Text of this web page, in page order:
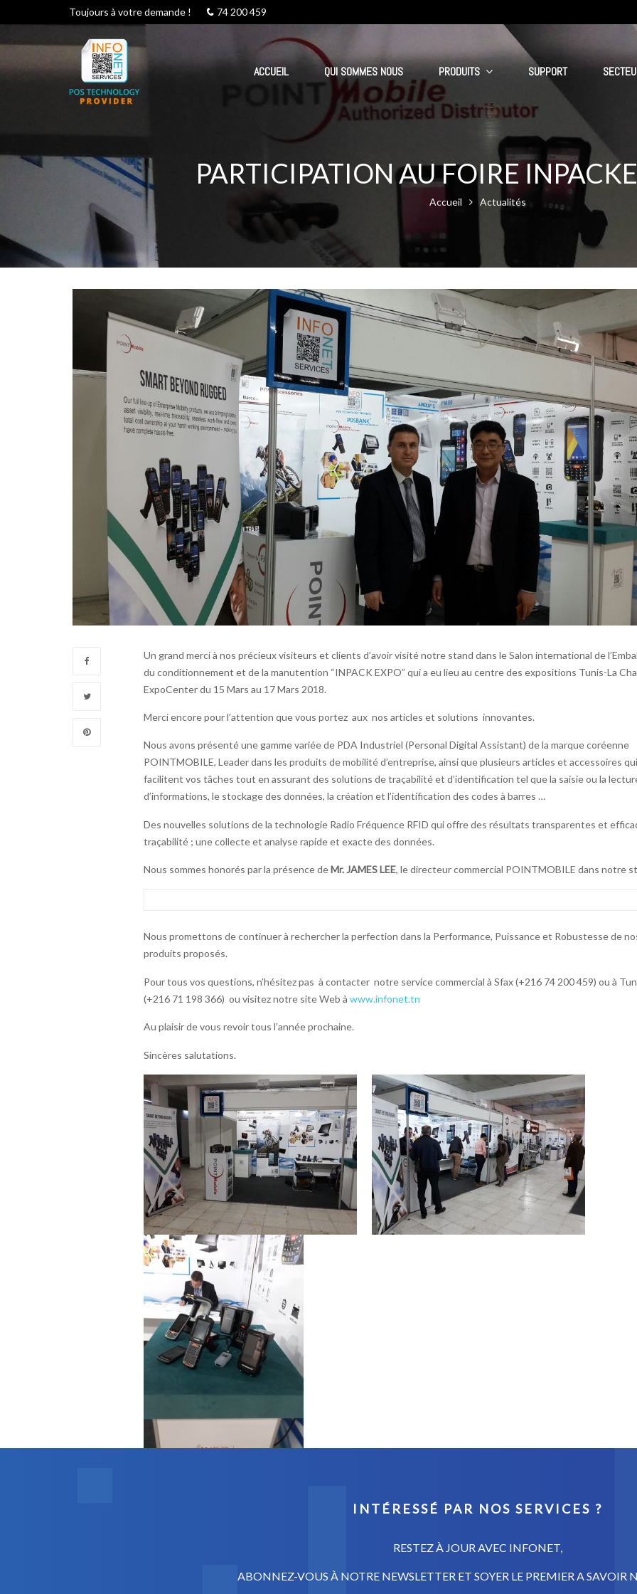
Toujours à votre demande ! 74 200 459
ACCUEIL QUI SOMMES NOUS PRODUITS SUPPORT
PARTICIPATION AU FOIRE
Accueil Actualités
Un grand merci à nos précieux visiteurs et clients d’avoir visité notre stand dans le Salon international de
du conditionnement et de la manutention “INPACK EXPO” qui a eu lieu au centre des expositions Tunis-La
ExpoCenter du 15 Mars au 17 Mars 2018.
Merci encore pour l’attention que vous portez aux nos articles et solutions innovantes.
Nous avons présenté une gamme variée de PDA Industriel (Personal Digital Assistant) de la marque coréenne
POINTMOBILE, Leader dans les produits de mobilité d’entreprise, ainsi que plusieurs articles et accessoires qui
facilitent vos tâches tout en assurant des solutions de traçabilité et d’identification tel que la saisie ou la
d’informations, le stockage des données, la création et l’identification des codes à barres …
Des nouvelles solutions de la technologie Radio Fréquence RFID qui offre des résultats transparentes et
traçabilité ; une collecte et analyse rapide et exacte des données.
Nous sommes honorés par la présence deMr. JAMES LEE, le directeur commercial POINTMOBILE dans notre
Nous promettons de continuer à rechercher la perfection dans la Performance, Puissance et Robustesse de
produits proposés.
Pour tous vos questions, n’hésitez pas à contacter notre service commercial à Sfax (+216 74 200 459) ou à
(+216 71 198 366) ou visitez notre site Web à www.infonet.tn
Au plaisir de vous revoir tous l’année prochaine.
Sincères salutations.
INTÉRESSÉ PAR NOS SERVICES ?
RESTEZ À JOUR AVEC INFONET,
ABONNEZ-VOUS À NOTRE NEWSLETTER ET SOYER LE PREMIER A SAVOIR